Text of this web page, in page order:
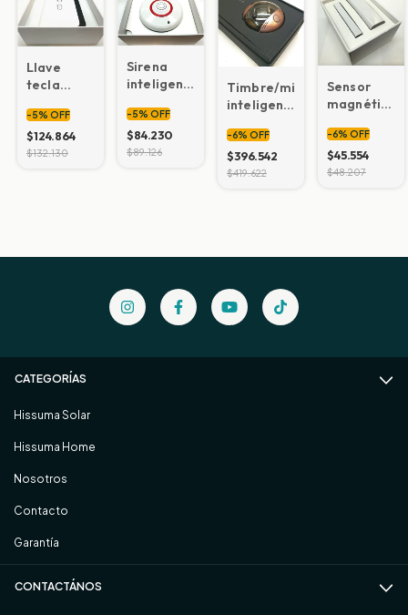
Llave
tecla
inteligente
HISSUMA
DOMOTICA
-5% OFF
$124.864
$132.130
Sirena
inteligente
DOMOTICA
-5% OFF
$84.230
$89.126
Timbre/mirilla
inteligente
camara
HISSUMA
DOMOTICA
-6% OFF
$396.542
$419.622
Sensor
magnético
HISSUMA
DOMOTICA
-6% OFF
$45.554
$48.207
CATEGORÍAS
Hissuma Solar
Hissuma Home
Nosotros
Contacto
Garantía
CONTACTÁNOS